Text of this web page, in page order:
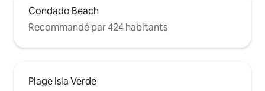
Condado Beach
Recommandé par 424 habitants
Plage Isla Verde